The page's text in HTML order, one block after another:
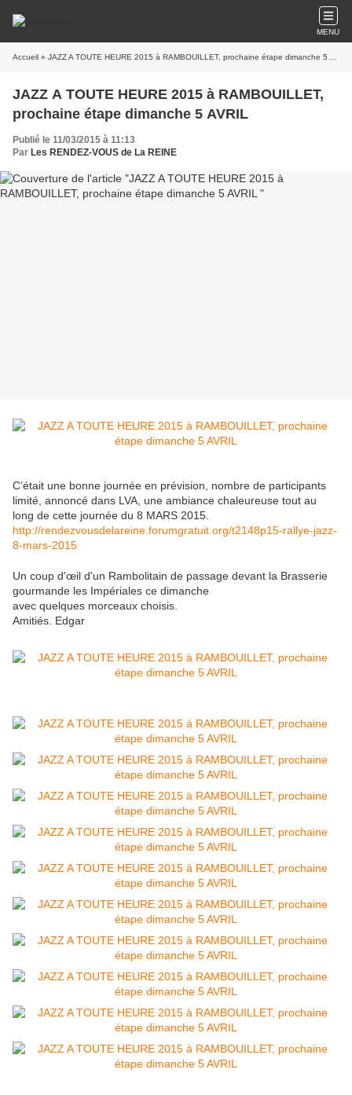
MENU
Accueil » JAZZ A TOUTE HEURE 2015 à RAMBOUILLET, prochaine étape dimanche 5 AVRIL
JAZZ A TOUTE HEURE 2015 à RAMBOUILLET,
prochaine étape dimanche 5 AVRIL
Publié le 11/03/2015 à 11:13
Par Les RENDEZ-VOUS de La REINE
C’était une bonne journée en prévision, nombre de participants
limité, annoncé dans LVA, une ambiance chaleureuse tout au
long de cette journée du 8 MARS 2015.
http://rendezvousdelareine.forumgratuit.org/t2148p15-rallye-jazz-
8-mars-2015
Un coup d'œil d'un Rambolitain de passage devant la Brasserie
gourmande les Impériales ce dimanche
avec quelques morceaux choisis.
Amitiés. Edgar